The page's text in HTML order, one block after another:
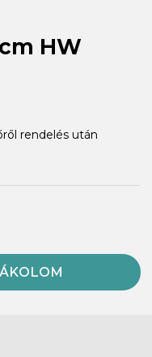
HW
rendelés után